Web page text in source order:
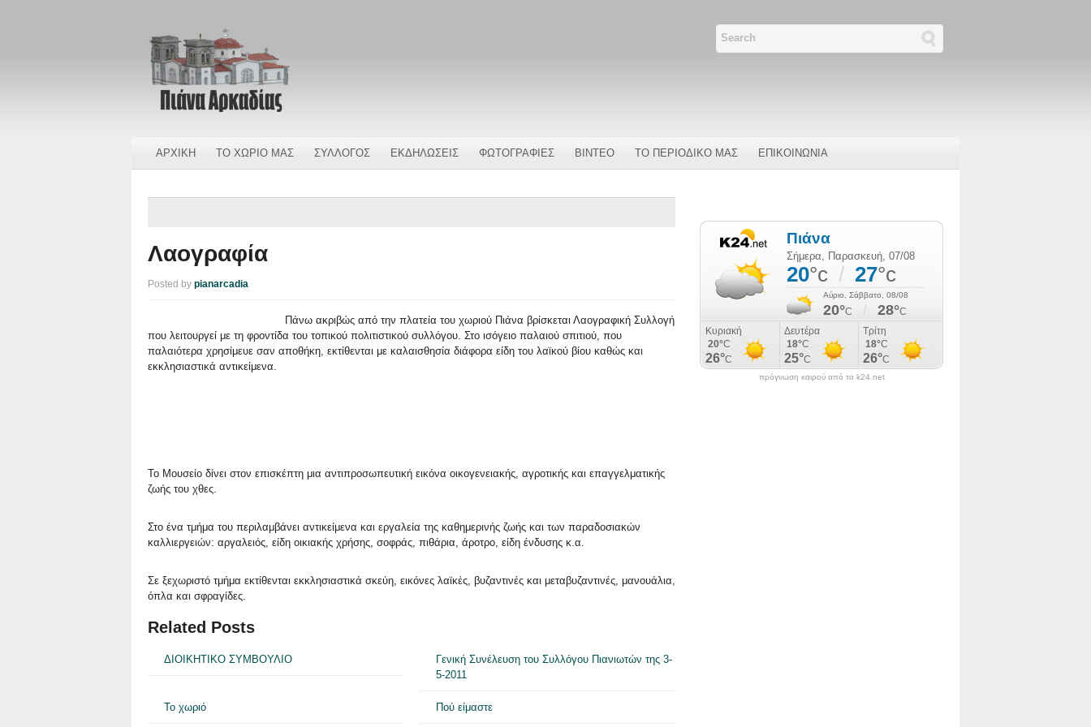
ΑΡΧΙΚΗ ΤΟ ΧΩΡΙΟ ΜΑΣ ΣΥΛΛΟΓΟΣ ΕΚΔΗΛΩΣΕΙΣ ΦΩΤΟΓΡΑΦΙΕΣ ΒΙΝΤΕΟ ΤΟ ΠΕΡΙΟΔΙΚΟ ΜΑΣ ΕΠΙΚΟΙΝΩΝΙΑ
Λαογραφία
Posted by pianarcadia
Πάνω ακριβώς από την πλατεία του χωριού Πιάνα βρίσκεται Λαογραφική Συλλογή
που λειτουργεί με τη φροντίδα του τοπικού πολιτιστικού συλλόγου. Στο ισόγειο παλαιού σπιτιού, που
παλαιότερα χρησίμευε σαν αποθήκη, εκτίθενται με καλαισθησία διάφορα είδη του λαϊκού βίου καθώς και
εκκλησιαστικά αντικείμενα.
Το Μουσείο δίνει στον επισκέπτη μια αντιπροσωπευτική εικόνα οικογενειακής, αγροτικής και επαγγελματικής
ζωής του χθες.
Στο ένα τμήμα του περιλαμβάνει αντικείμενα και εργαλεία της καθημερινής ζωής και των παραδοσιακών
καλλιεργειών: αργαλειός, είδη οικιακής χρήσης, σοφράς, πιθάρια, άροτρο, είδη ένδυσης κ.α.
Σε ξεχωριστό τμήμα εκτίθενται εκκλησιαστικά σκεύη, εικόνες λαϊκές, βυζαντινές και μεταβυζαντινές, μανουάλια,
όπλα και σφραγίδες.
Related Posts
ΔΙΟΙΚΗΤΙΚΟ ΣΥΜΒΟΥΛΙΟ
Γενική Συνέλευση του Συλλόγου Πιανιωτών της 3-
5-2011
Το χωριό Πού είμαστε
πρόγνωση καιρού από το k24.net